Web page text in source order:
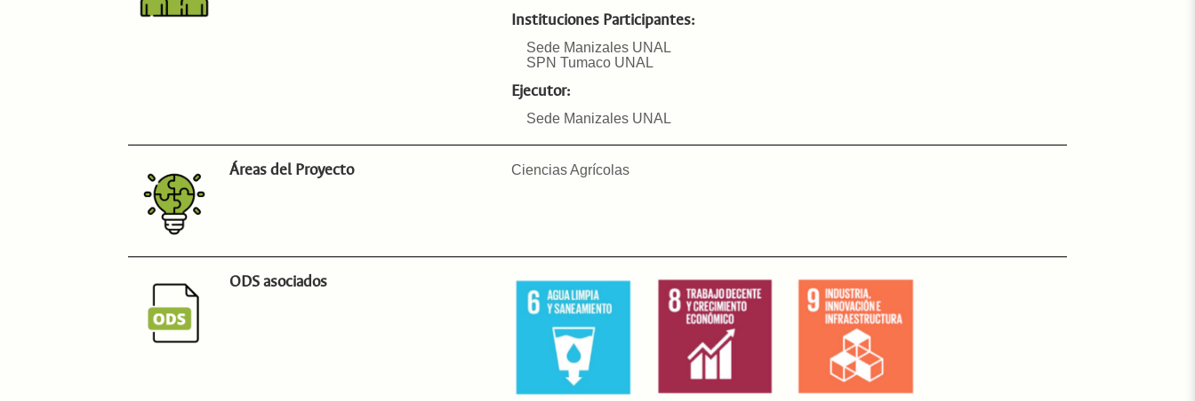
Instituciones Participantes:
Sede Manizales UNAL
SPN Tumaco UNAL
Ejecutor:
Sede Manizales UNAL
Áreas del Proyecto Ciencias Agrícolas
ODS asociados